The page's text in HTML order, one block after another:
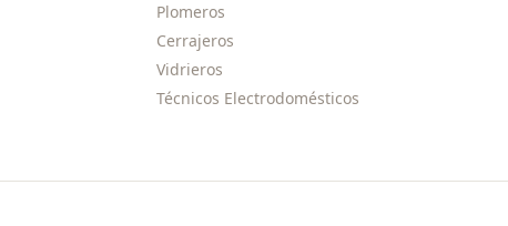
Plomeros
Cerrajeros
Vidrieros
Técnicos Electrodomésticos